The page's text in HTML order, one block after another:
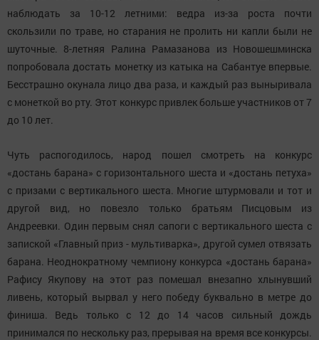
наблюдать за 10-12 летними: ведра из-за роста почти
скользили по траве, но старания не пролить ни капли были не
шуточные. 8-летняя Ралина Рамазанова из Новошешминска
попробовала достать монетку из катыка на Сабантуе впервые.
Бесстрашно окунала лицо два раза, и каждый раз выныривала
с монеткой во рту. Этот конкурс привлек больше участников от 7
до 10 лет.
Чуть распогодилось, народ пошел смотреть на конкурс
«достань барана» с горизонтального шеста и «достань петуха»
с призами с вертикального шеста. Многие штурмовали и тот и
другой вид, но повезло только братьям Писцовым из
Андреевки. Один первым снял сапоги с вертикального шеста с
запиской «Главный приз - мультиварка», другой сумел отвязать
барана. Неоднократному чемпиону конкурса «достань барана»
Рафису Якупову на этот раз помешал внезапно хлынувший
ливень, который вырвал у него победу буквально в метре до
финиша. Ведь только с 12 до 14 часов сильный дождь
принимался по нескольку раз, прерывая на время все конкурсы.